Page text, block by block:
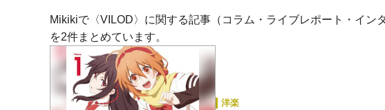
Mikikiで〈VILOD〉に関する記事（コラム・ライブレポート・イン
を2件まとめています。
洋楽